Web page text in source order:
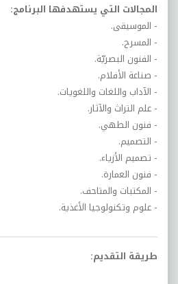
المجالات التي يستهدفها البرنامج:
- الموسيقى.
- المسرح.
- الفنون البصريّة.
- صناعة الأفلام.
- الآداب واللغات واللغويات.
- علم التراث والآثار.
- فنون الطهي.
- التصميم.
- تصميم الأزياء.
- فنون العمارة.
- المكتبات والمتاحف.
- علوم وتكنولوجيا الأغذية.
طريقة التقديم: